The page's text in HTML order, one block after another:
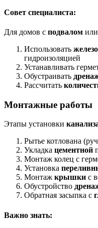
Совет специалиста:
Для домов с подвалом
Использовать
гидроизоляцией
Устанавливать
Обустраивать
Рассчитать
Монтажные работы
Этапы установки
Рытье котлована
Укладка цементной
Монтаж колец с
Установка
Монтаж крышки с
Обустройство
Обратная засыпка с
Важно знать: